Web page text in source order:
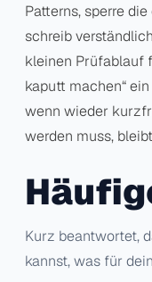
Patterns, sperre
schreib
kleinen Prüfablauf
kaputt machen“
wenn wieder
werden muss,
Kurz beantwortet,
kannst, was für